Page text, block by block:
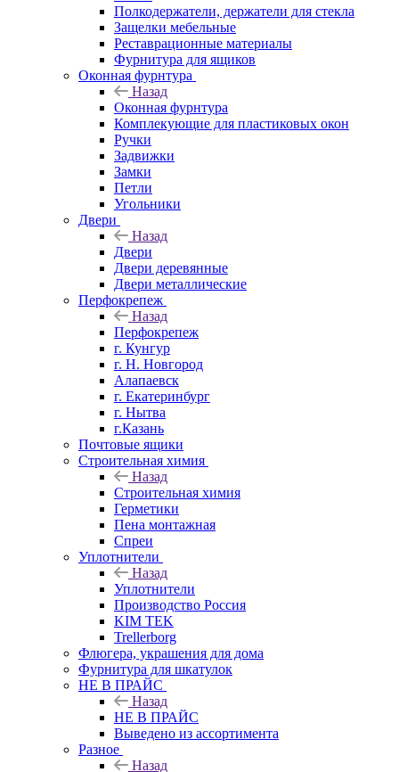
Полкодержатели, держатели для стекла
Защелки мебельные
Реставрационные материалы
Фурнитура для ящиков
Оконная фурнтура
Назад
Оконная фурнтура
Комплекующие для пластиковых окон
Ручки
Задвижки
Замки
Петли
Угольники
Двери
Назад
Двери
Двери деревянные
Двери металлические
Перфокрепеж
Назад
Перфокрепеж
г. Кунгур
г. Н. Новгород
Алапаевск
г. Екатеринбург
г. Нытва
г.Казань
Почтовые ящики
Строительная химия
Назад
Строительная химия
Герметики
Пена монтажная
Спреи
Уплотнители
Назад
Уплотнители
Производство Россия
KIM TEK
Trellerborg
Флюгера, украшения для дома
Фурнитура для шкатулок
НЕ В ПРАЙС
Назад
НЕ В ПРАЙС
Выведено из ассортимента
Разное
Назад